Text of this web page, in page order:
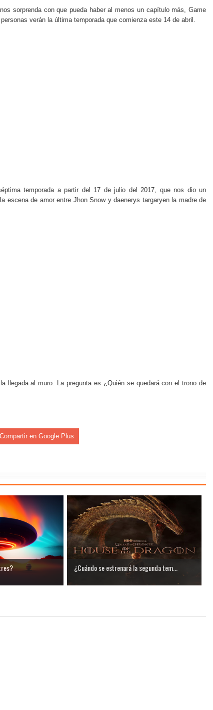
en tendencia global
digital en los últimos años
y cuál elegir según tu perfil
sorprenda con que pueda haber al menos un capítulo más, Game
verán la última temporada que comienza este 14 de abril.
temporada a partir del 17 de julio del 2017, que nos dio un
escena de amor entre Jhon Snow y daenerys targaryenla madre de
llegada al muro. La pregunta es ¿Quién se quedará con el trono de
Compartir en Google Plus
¿Cuándo se estrenará la segunda tem...